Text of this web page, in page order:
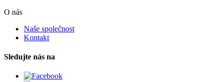
O nás
Naše společnost
Kontakt
Sledujte nás na